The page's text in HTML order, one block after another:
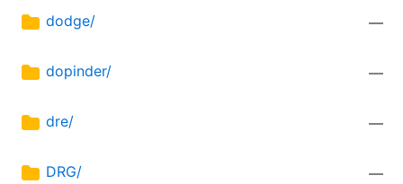
dodge/ —
dopinder/ —
dre/ —
DRG/ —